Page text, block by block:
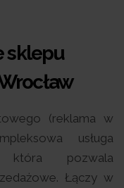
sklepu
(reklama w
usługa
która pozwala
Łączy w